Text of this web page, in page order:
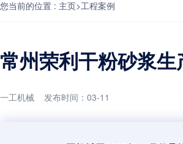
您当前的位置 : 主页>工程案例
常州荣利干粉砂浆
一工机械 发布时间：03-11